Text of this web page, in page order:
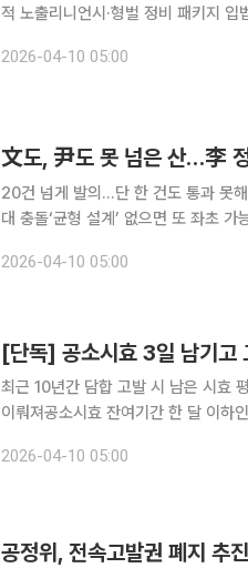
적 노출리니언시·형벌 정비 패키지 입법 과제 공정거래위원회가 전속고발권 전면
입법으로 이어지려면 수사 전문성·조
2026-04-10 05:00
文도, 尹도 못 넘은 산…李
20건 넘게 발의…단 한 건도 통과 못
대 충돌‘균형 설계’ 없으면 또 좌초 가능성 공정거래위원회의 전속고발권 폐지는 정권이
인 정부에서는 본회의 직전 무산됐고,
2026-04-10 05:00
최근 10년간 담합 고발 시 남은 시효
이뤄져공소시효 잔여기간 한 달 이하
걸린 것으로 나타났다. 담합 사건 공
2026-04-10 05:00
공정위, 전속고발권 폐지 추